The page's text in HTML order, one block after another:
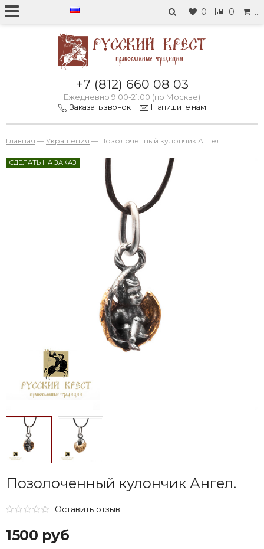
0 0 …
+7 (812) 660 08 03
Ежедневно 9:00-21:00 (по Москве)
Заказать звонок
Напишите нам
Главная — Украшения — Позолоченный кулончик Ангел.
СДЕЛАТЬ НА ЗАКАЗ
Позолоченный кулончик Ангел.
Оставить отзыв
1500 руб